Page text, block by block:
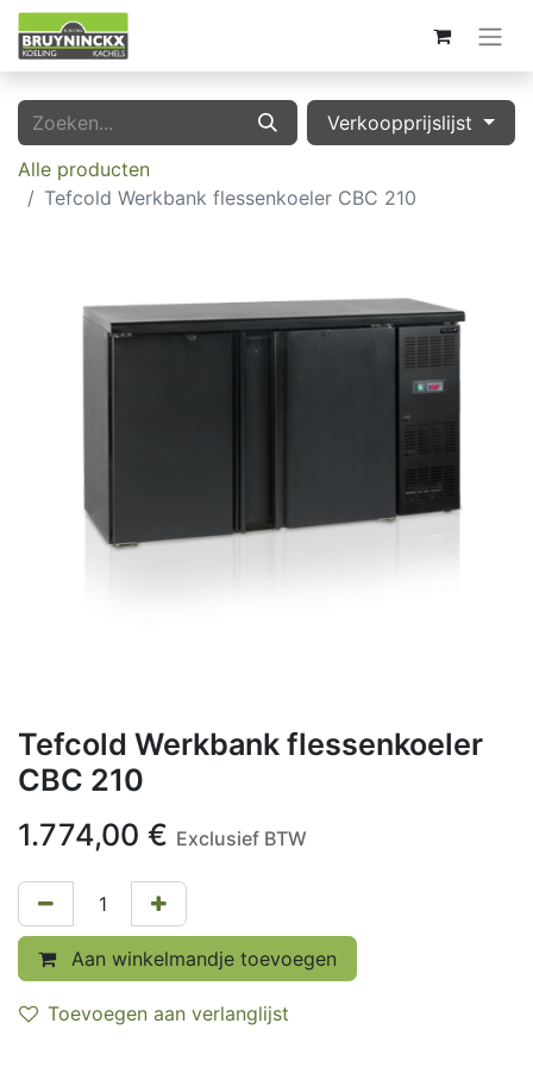
Verkoopprijslijst
Alle producten
Tefcold Werkbank flessenkoeler CBC 210
Tefcold Werkbank flessenkoeler
CBC 210
1.774,00 € Exclusief BTW
Aan winkelmandje toevoegen
Toevoegen aan verlanglijst